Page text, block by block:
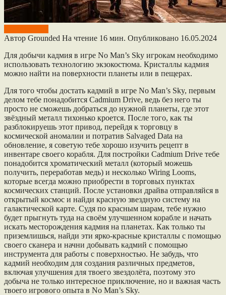
Автор Grounded На чтение 16 мин. Опубликовано 16.05.2024
Для добычи кадмия в игре No Man’s Sky игрокам необходимо
использовать технологию экзокостюма. Кристаллы кадмия
можно найти на поверхности планеты или в пещерах.
Для того чтобы достать кадмий в игре No Man’s Sky, первым
делом тебе понадобится Cadmium Drive, ведь без него ты
просто не сможешь добраться до нужной планеты, где этот
звёздный металл тихонько кроется. После того, как ты
разблокируешь этот привод, перейдя к торговцу в
космической аномалии и потратив Salvaged Data на
обновление, я советую тебе хорошо изучить рецепт в
инвентаре своего корабля. Для постройки Cadmium Drive тебе
понадобится хроматический металл (который можешь
получить, переработав медь) и несколько Wiring Looms,
которые всегда можно приобрести в торговых пунктах
космических станций. После установки драйва отправляйся в
открытый космос и найди красную звездную систему на
галактической карте. Судя по красным шарам, тебе нужно
будет прыгнуть туда на своём улучшенном корабле и начать
искать месторождения кадмия на планетах. Как только ты
приземлишься, найди эти ярко-красные кристаллы с помощью
своего сканера и начни добывать кадмий с помощью
инструмента для работы с поверхностью. Не забудь, что
кадмий необходим для создания различных предметов,
включая улучшения для твоего звездолёта, поэтому это
добыча не только интересное приключение, но и важная часть
твоего игрового опыта в No Man’s Sky.